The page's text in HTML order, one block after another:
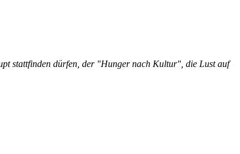
stattfinden dürfen, der "Hunger nach Kultur", die Lust auf